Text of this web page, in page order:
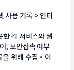
사용 기록 > 인터
각 서비스와 웹
, 보안접속 여부
을 위해 수집・이